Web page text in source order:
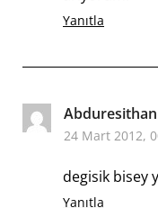
Yanıtla
24 Mart 2012,
degisik bisey
Yanıtla